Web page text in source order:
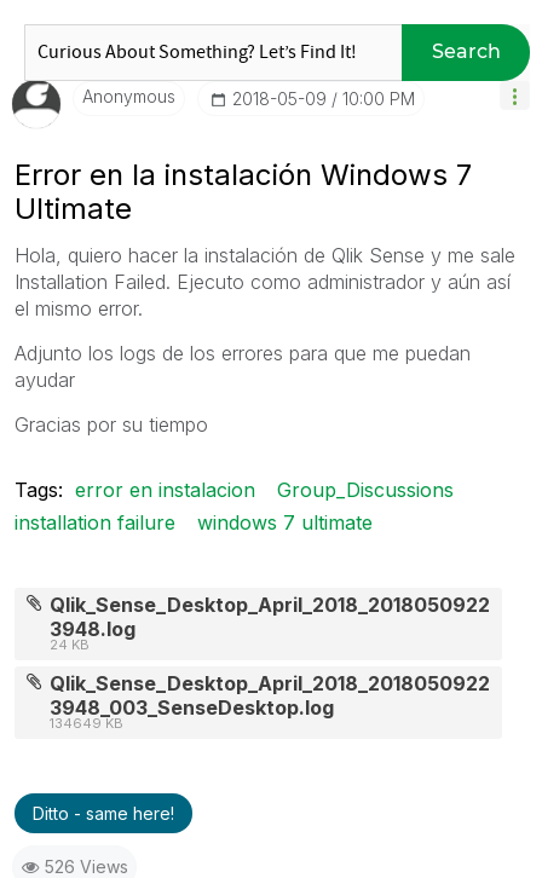
Search
Anonymous ‎2018-05-09 10:00 PM
Error en la instalación Windows 7
Ultimate
Hola, quiero hacer la instalación de Qlik Sense y me sale
Installation Failed. Ejecuto como administrador y aún así
el mismo error.
Adjunto los logs de los errores para que me puedan
ayudar
Gracias por su tiempo
Tags: error en instalacion
Group_Discussions
installation failure
windows 7 ultimate
Qlik_Sense_Desktop_April_2018_2018050922
3948.log
24 KB
Qlik_Sense_Desktop_April_2018_2018050922
3948_003_SenseDesktop.log
134649 KB
Ditto - same here!
526 Views